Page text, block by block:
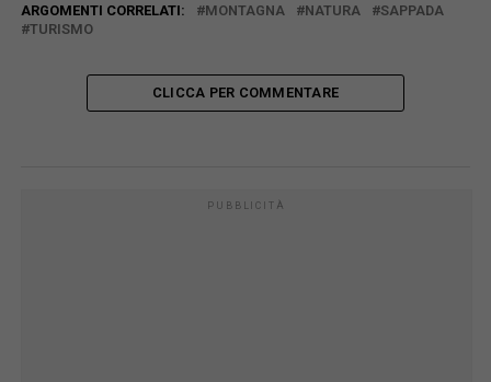
ARGOMENTI CORRELATI: MONTAGNA NATURA
SAPPADA
TURISMO
CLICCA PER COMMENTARE
PUBBLICITÀ